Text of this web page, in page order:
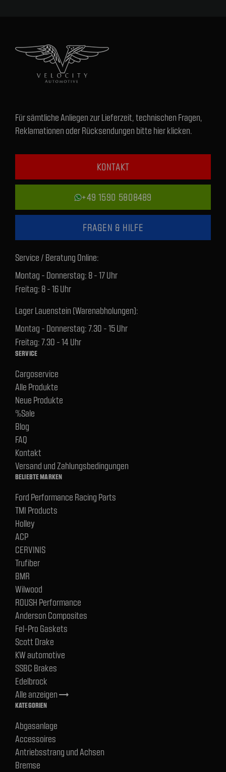
Für sämtliche Anliegen zur Lieferzeit, technischen Fragen,
Reklamationen oder Rücksendungen bitte hier klicken.
KONTAKT
+49 1590 5808489
FRAGEN & HILFE
Service / Beratung Online:
Montag - Donnerstag: 8 - 17 Uhr
Freitag: 8 - 16 Uhr
Lager Lauenstein (Warenabholungen):
Montag - Donnerstag: 7.30 - 15 Uhr
Freitag: 7.30 - 14 Uhr
SERVICE
Cargoservice
Alle Produkte
Neue Produkte
%Sale
Blog
FAQ
Kontakt
Versand und Zahlungsbedingungen
BELIEBTE MARKEN
Ford Performance Racing Parts
TMI Products
Holley
ACP
CERVINIS
Trufiber
BMR
Wilwood
ROUSH Performance
Anderson Composites
Fel-Pro Gaskets
Scott Drake
KW automotive
SSBC Brakes
Edelbrock
Alle anzeigentrending_flat
KATEGORIEN
Abgasanlage
Accessoires
Antriebsstrang und Achsen
Bremse